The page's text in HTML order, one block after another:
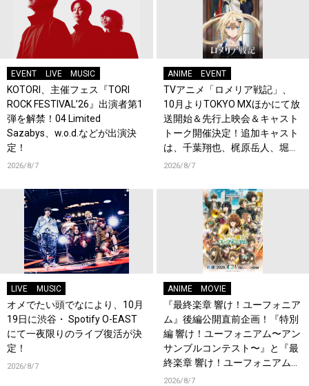
EVENT LIVE MUSIC
KOTORI、主催フェス『TORI
ROCK FESTIVAL’26』出演者第1
弾を解禁！04 Limited
Sazabys、w.o.d.などが出演決
定！
2026/8/7
ANIME EVENT
TVアニメ「ロメリア戦記」、
10月よりTOKYO MXほかにて放
送開始＆先行上映会＆キャスト
トーク開催決定！追加キャスト
は、千葉翔也、梶原岳人、堀江
瞬、綿貫竜之介！PV第1弾公
2026/8/7
LIVE MUSIC
オメでたい頭でなにより、10月
19日に渋谷・ Spotify O-EAST
にて一夜限りのライブ復活が決
定！
2026/8/7
ANIME MOVIE
『最終楽章 響け！ユーフォニア
ム』後編公開直前企画！『特別
編 響け！ユーフォニアム〜アン
サンブルコンテスト〜』と『最
終楽章 響け！ユーフォニアム』
前編の一挙上映が決定！
2026/8/7